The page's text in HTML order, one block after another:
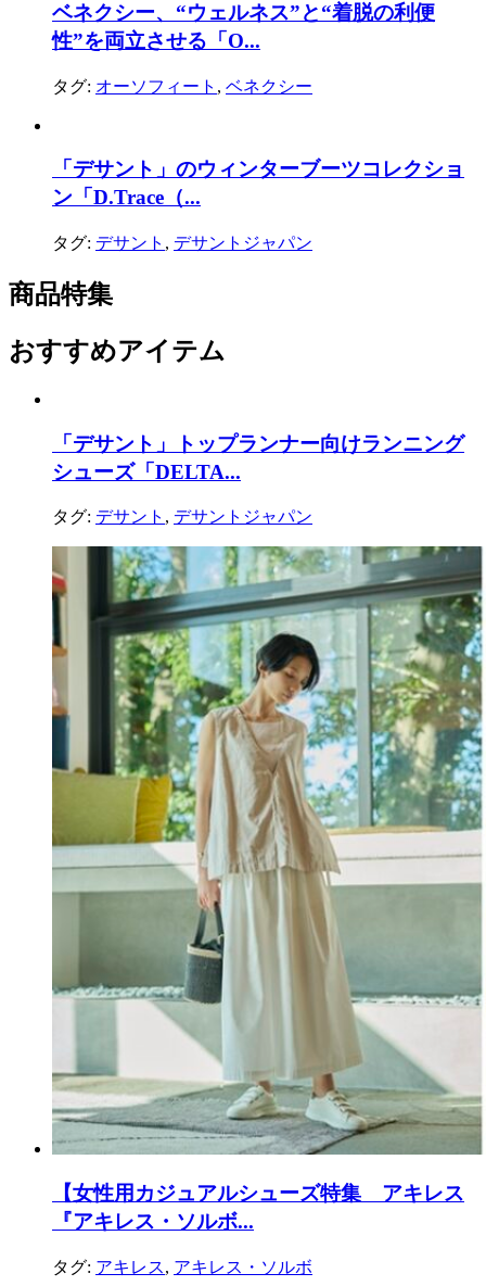
ベネクシー、“ウェルネス”と“着脱の利便
性”を両立させる「O...
タグ: オーソフィート , ベネクシー
「デサント」のウィンターブーツコレクショ
ン「D.Trace（...
タグ: デサント , デサントジャパン
商品特集
おすすめアイテム
「デサント」トップランナー向けランニング
シューズ「DELTA...
タグ: デサント , デサントジャパン
【女性用カジュアルシューズ特集 アキレス
『アキレス・ソルボ...
タグ: アキレス, アキレス・ソルボ